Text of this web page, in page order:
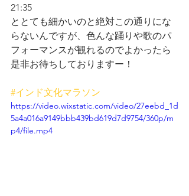
21:35
ととても細かいのと絶対この通りにな
らないんですが、色んな踊りや歌のパ
フォーマンスが観れるのでよかったら
是非お待ちしておりますー！
#インド文化マラソン
https://video.wixstatic.com/video/27eebd_1d
5a4a016a9149bbb439bd619d7d9754/360p/m
p4/file.mp4